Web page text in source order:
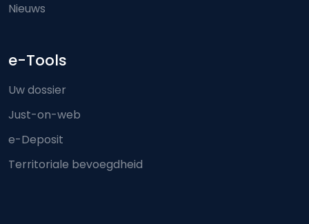
Nieuws
e-Tools
Uw dossier
Just-on-web
e-Deposit
Territoriale bevoegdheid